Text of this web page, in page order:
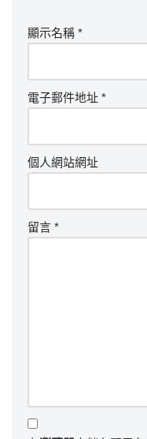
顯示名稱 *
電子郵件地址 *
個人網站網址
留言 *